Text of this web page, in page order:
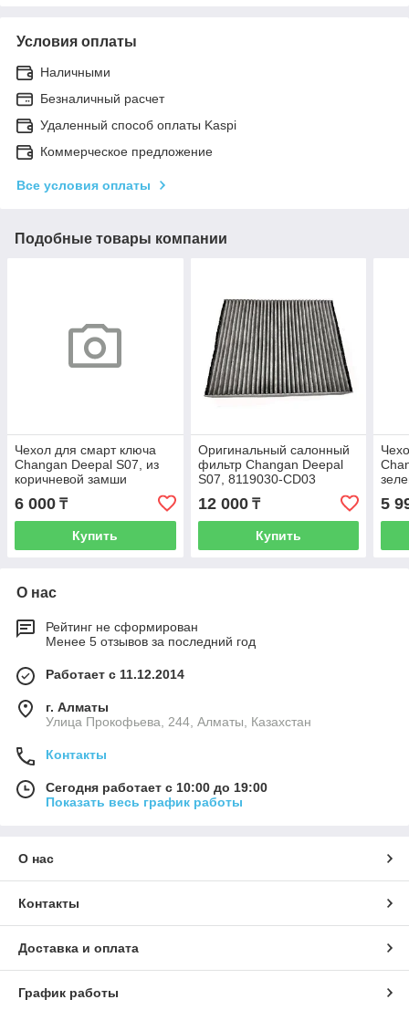
Условия оплаты
Наличными
Безналичный расчет
Удаленный способ оплаты Kaspi
Коммерческое предложение
Все условия оплаты
Подобные товары компании
Чехол для смарт ключа
Changan Deepal S07, из
коричневой замши
6 000 ₸
Купить
Оригинальный салонный
фильтр Changan Deepal
S07, 8119030-CD03
12 000₸
Купить
5
О нас
Рейтинг не сформирован
Менее 5 отзывов за последний год
Работает с 11.12.2014
г. Алматы
​Улица Прокофьева, 244, Алматы, Казахстан
Контакты
Сегодня работает с 10:00 до 19:00
Показать весь график работы
О нас
Контакты
Доставка и оплата
График работы